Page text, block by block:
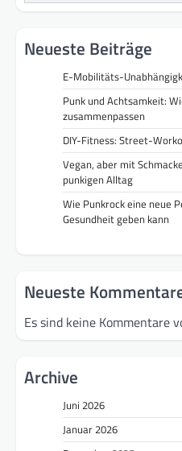
Neueste Beiträge
E-Mobilitäts-
Punk und Achtsamkeit:
zusammenpassen
DIY-Fitness: Street-
Vegan, aber mit
punkigen Alltag
Wie Punkrock eine neue
Gesundheit geben kann
Neueste
Es sind keine Kommentare
Archive
Juni 2026
Januar 2026